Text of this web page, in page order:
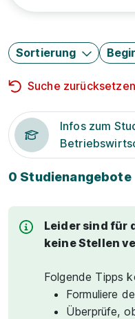
Sortierung
Suche zurücksetzen
Infos zum
0 Studienangebote
Leider sind für
keine Stellen
Folgende Tipps
Formuliere
Überprüfe,